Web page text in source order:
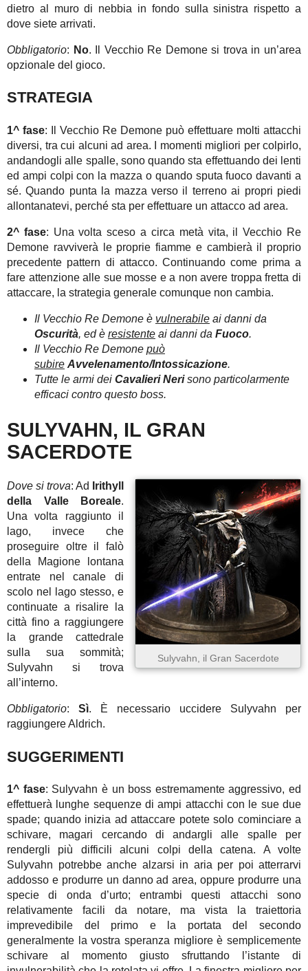
dietro al muro di nebbia in fondo sulla sinistra rispetto a
dove siete arrivati.
Obbligatorio: No. Il Vecchio Re Demone si trova in un’area
opzionale del gioco.
STRATEGIA
1^ fase: Il Vecchio Re Demone può effettuare molti attacchi
diversi, tra cui alcuni ad area. I momenti migliori per colpirlo,
andandogli alle spalle, sono quando sta effettuando dei lenti
ed ampi colpi con la mazza o quando sputa fuoco davanti a
sé. Quando punta la mazza verso il terreno ai propri piedi
allontanatevi, perché sta per effettuare un attacco ad area.
2^ fase: Una volta sceso a circa metà vita, il Vecchio Re
Demone ravviverà le proprie fiamme e cambierà il proprio
precedente pattern di attacco. Continuando come prima a
fare attenzione alle sue mosse e a non avere troppa fretta di
attaccare, la strategia generale comunque non cambia.
Il Vecchio Re Demone è vulnerabile ai danni da
Oscurità, ed è resistente ai danni da Fuoco.
Il Vecchio Re Demone può
subire Avvelenamento/Intossicazione.
Tutte le armi dei Cavalieri Nerisono particolarmente
efficaci contro questo boss.
SULYVAHN, IL GRAN
SACERDOTE
Sulyvahn, il Gran Sacerdote
Dove si trova: Ad
Irithyll
della Valle Boreale.
Una volta raggiunto il
lago, invece che
proseguire oltre il falò
della Magione lontana
entrate nel canale di
scolo nel lago stesso, e
continuate a risalire la
città fino a raggiungere
la grande cattedrale
sulla sua sommità;
Sulyvahn si trova
all’interno.
Obbligatorio: Sì. È necessario uccidere Sulyvahn per
raggiungere Aldrich.
SUGGERIMENTI
1^ fase: Sulyvahn è un boss estremamente aggressivo, ed
effettuerà lunghe sequenze di ampi attacchi con le sue due
spade; quando inizia ad attaccare potete solo cominciare a
schivare, magari cercando di andargli alle spalle per
rendergli più difficili alcuni colpi della catena. A volte
Sulyvahn potrebbe anche alzarsi in aria per poi atterrarvi
addosso e produrre un danno ad area, oppure produrre una
specie di onda d’urto; entrambi questi attacchi sono
relativamente facili da notare, ma vista la traiettoria
imprevedibile del primo e la portata del secondo
generalmente la vostra speranza migliore è semplicemente
schivare al momento giusto sfruttando l’istante di